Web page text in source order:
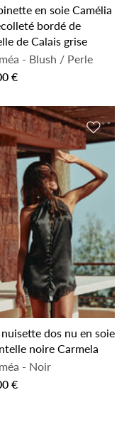
en soie Camélia
bordé de
de Calais grise
- Blush / Perle
€
de souhaitsAjouter
nuisette dos nu en soie
noire Carmela
- Noir
€